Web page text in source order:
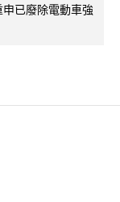
已廢除電動車強